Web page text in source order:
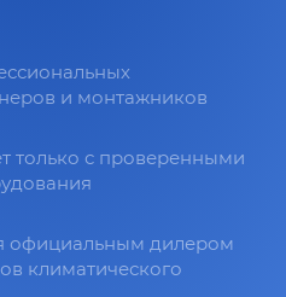
и монтажников
только с проверенными
официальным дилером
климатического